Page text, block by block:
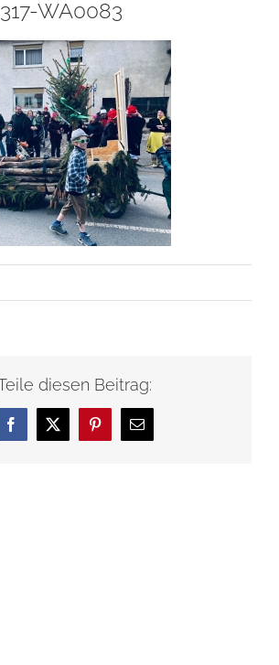
WA0083
diesen Beitrag:
Facebook
X Pinterest
E-
Mail